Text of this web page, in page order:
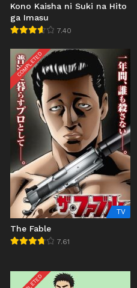
Kono Kaisha ni Suki na Hito
ga Imasu
7.40
COMPLETED
TV
The Fable
7.61